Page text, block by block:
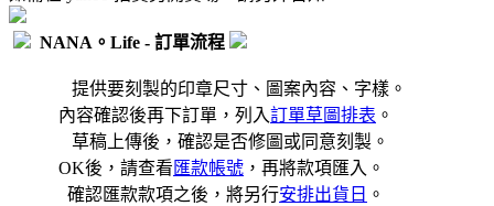
NANA。Life - 訂單流程
提供要刻製的印章尺寸、圖案內容、字樣。
內容確認後再下訂單，列入訂單草圖排表 。
草稿上傳後，確認是否修圖或同意刻製。
OK後，請查看 匯款帳號 ，再將款項匯入。
確認匯款款項之後，將另行安排出貨日 。